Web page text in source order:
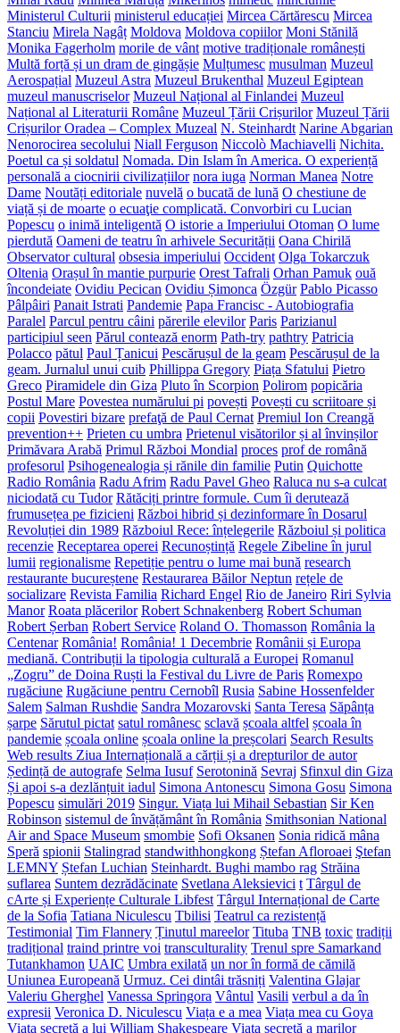
Ministerul Culturii ministerul educației Mircea Cărtărescu Mircea
Stanciu Mirela Nagâț Moldova Moldova copiilor Moni Stănilă
Monika Fagerholm morile de vânt motive tradiționale românești
Multă forță și un dram de gingășie Mulțumesc musulman Muzeul
Aerospațial Muzeul Astra Muzeul Brukenthal Muzeul Egiptean
muzeul manuscriselor Muzeul Național al Finlandei Muzeul
Național al Literaturii Române Muzeul Țării Crișurilor Muzeul Țării
Crișurilor Oradea – Complex Muzeal N. Steinhardt Narine Abgarian
Nenorocirea secolului Niall Ferguson Niccolò Machiavelli Nichita.
Poetul ca și soldatul Nomada. Din Islam în America. O experiență
personală a ciocnirii civilizațiilor nora iuga Norman Manea Notre
Dame Noutăți editoriale nuvelă o bucată de lună O chestiune de
viață și de moarte o ecuaţie complicată. Convorbiri cu Lucian
Popescu o inimă inteligentă O istorie a Imperiului Otoman O lume
pierdută Oameni de teatru în arhivele Securității Oana Chirilă
Observator cultural obsesia imperiului Occident Olga Tokarczuk
Oltenia Orașul în mantie purpurie Orest Tafrali Orhan Pamuk ouă
încondeiate Ovidiu Pecican Ovidiu Șimonca Özgür Pablo Picasso
Pâlpâiri Panait Istrati Pandemie Papa Francisc - Autobiografia
Paralel Parcul pentru câini părerile elevilor Paris Parizianul
participiul seen Părul contează enorm Path-try pathtry Patricia
Polacco pătul Paul Țanicui Pescărușul de la geam Pescărușul de la
geam. Jurnalul unui cuib Phillippa Gregory Piața Sfatului Pietro
Greco Piramidele din Giza Pluto în Scorpion Polirom popicăria
Postul Mare Povestea numărului pi povești Povești cu scriitoare și
copii Povestiri bizare prefaţă de Paul Cernat Premiul Ion Creangă
prevention++ Prieten cu umbra Prietenul visătorilor și al învinșilor
Primăvara Arabă Primul Război Mondial proces prof de română
profesorul Psihogenealogia și rănile din familie Putin Quichotte
Radio România Radu Afrim Radu Pavel Gheo Raluca nu s-a culcat
niciodată cu Tudor Rătăciți printre formule. Cum îi derutează
frumusețea pe fizicieni Război hibrid și dezinformare în Dosarul
Revoluției din 1989 Războiul Rece: înțelegerile Războiul și politica
recenzie Receptarea operei Recunoștință Regele Zibeline în jurul
lumii regionalisme Repetiție pentru o lume mai bună research
restaurante bucureștene Restaurarea Băilor Neptun rețele de
socializare Revista Familia Richard Engel Rio de Janeiro Riri Sylvia
Manor Roata plăcerilor Robert Schnakenberg Robert Schuman
Robert Șerban Robert Service Roland O. Thomasson România la
Centenar România! România! 1 Decembrie Românii și Europa
mediană. Contribuții la tipologia culturală a Europei Romanul
„Zogru” de Doina Ruști la Festival du Livre de Paris Romexpo
rugăciune Rugăciune pentru Cernobîl Rusia Sabine Hossenfelder
Salem Salman Rushdie Sandra Mozarovski Santa Teresa Săpânța
șarpe Sărutul pictat satul românesc sclavă școala altfel școala în
pandemie școala online școala online la preșcolari Search Results
Web results Ziua Internațională a cărții și a drepturilor de autor
Ședință de autografe Selma Iusuf Serotonină Sevraj Sfinxul din Giza
Și apoi s-a dezlănțuit iadul Simona Antonescu Simona Gosu Simona
Popescu simulări 2019 Singur. Viața lui Mihail Sebastian Sir Ken
Robinson sistemul de învățământ în România Smithsonian National
Air and Space Museum smombie Sofi Oksanen Sonia ridică mâna
Speră spionii Stalingrad standwithhongkong Ștefan Afloroaei Ştefan
LEMNY Ștefan Luchian Steinhardt. Bughi mambo rag Străina
suflarea Suntem dezrădăcinate Svetlana Aleksievici t Târgul de
cArte și Experiențe Culturale Libfest Târgul Internațional de Carte
de la Sofia Tatiana Niculescu Tbilisi Teatrul ca rezistență
Testimonial Tim Flannery Ținutul mareelor Tituba TNB toxic tradiții
tradițional traind printre voi transculturality Trenul spre Samarkand
Tutankhamon UAIC Umbra exilată un nor în formă de cămilă
Uniunea Europeană Urmuz. Cei dintâi trăsniți Valentina Glajar
Valeriu Gherghel Vanessa Springora Vântul Vasili verbul a da în
expresii Veronica D. Niculescu Viața e a mea Viața mea cu Goya
Viața secretă a lui William Shakespeare Viața secretă a marilor